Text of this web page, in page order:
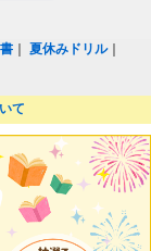
｜夏休みドリル｜
て